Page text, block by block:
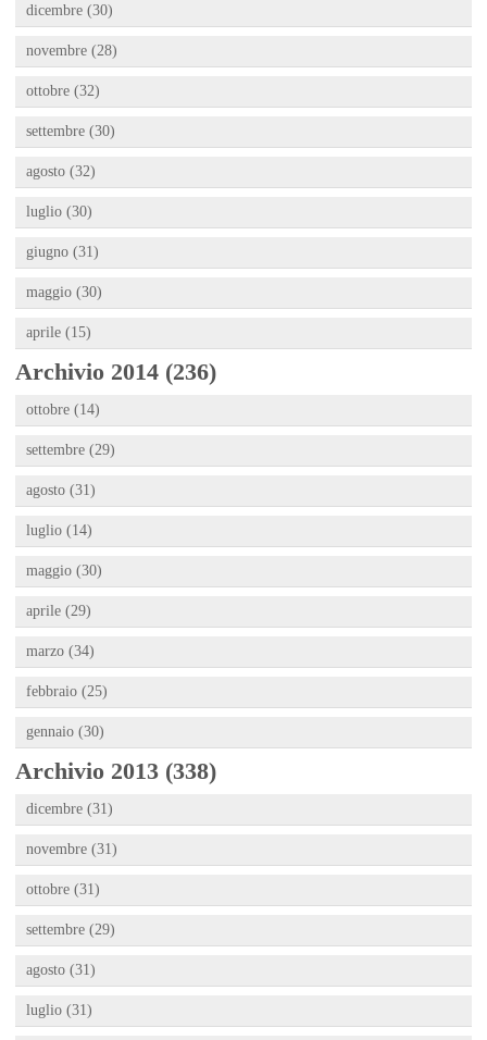
dicembre (30)
novembre (28)
ottobre (32)
settembre (30)
agosto (32)
luglio (30)
giugno (31)
maggio (30)
aprile (15)
Archivio 2014 (236)
ottobre (14)
settembre (29)
agosto (31)
luglio (14)
maggio (30)
aprile (29)
marzo (34)
febbraio (25)
gennaio (30)
Archivio 2013 (338)
dicembre (31)
novembre (31)
ottobre (31)
settembre (29)
agosto (31)
luglio (31)